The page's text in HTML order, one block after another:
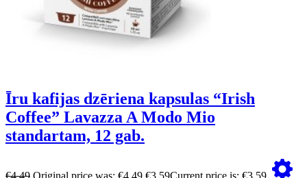
Īru kafijas dzēriena kapsulas “Irish
Coffee” Lavazza A Modo Mio
standartam, 12 gab.
€4.49 Original price was: €4.49. €3.59Current price is: €3.59.